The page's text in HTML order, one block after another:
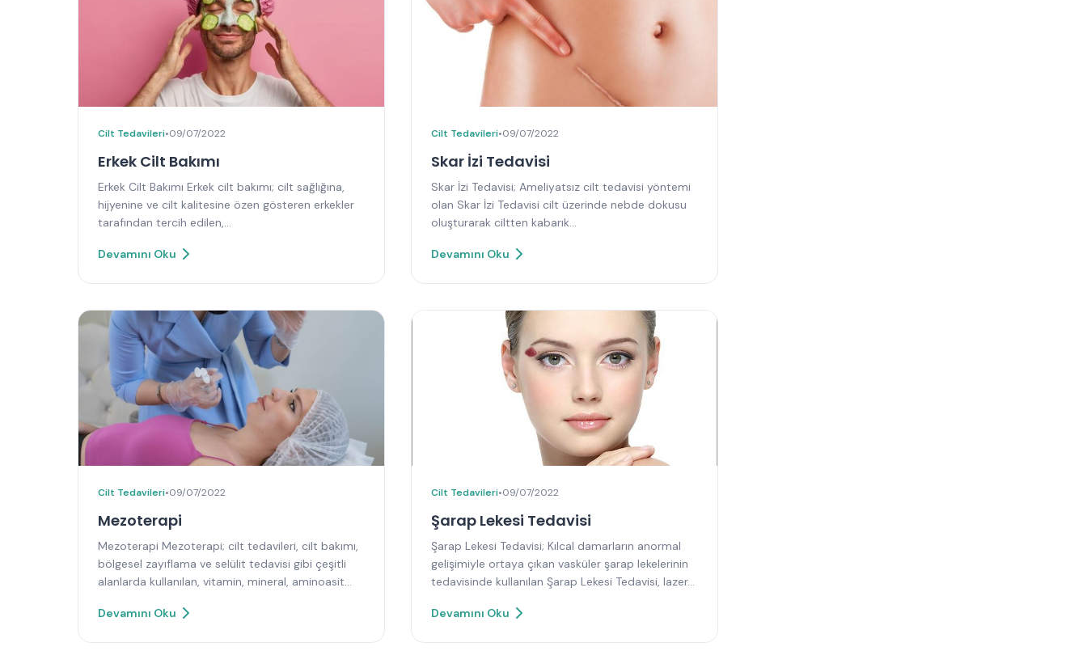
Cilt Tedavileri•09/07/2022
Erkek Cilt Bakımı
Erkek Cilt Bakımı Erkek cilt bakımı; cilt sağlığına,
hijyenine ve cilt kalitesine özen gösteren erkekler
tarafından tercih edilen,…
Devamını Oku
Cilt Tedavileri•09/07/2022
Skar İzi Tedavisi
Skar İzi Tedavisi; Ameliyatsız cilt tedavisi yöntemi
olan Skar İzi Tedavisi cilt üzerinde nebde dokusu
oluşturarak ciltten kabarık…
Devamını Oku
Cilt Tedavileri•09/07/2022
Mezoterapi
Mezoterapi Mezoterapi; cilt tedavileri, cilt bakımı,
bölgesel zayıflama ve selülit tedavisi gibi çeşitli
alanlarda kullanılan, vitamin, mineral, aminoasit…
Devamını Oku
Cilt Tedavileri•09/07/2022
Şarap Lekesi Tedavisi
Şarap Lekesi Tedavisi; Kılcal damarların anormal
gelişimiyle ortaya çıkan vasküler şarap lekelerinin
tedavisinde kullanılan Şarap Lekesi Tedavisi, lazer…
Devamını Oku